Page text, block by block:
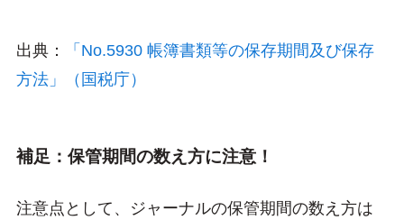
出典：
「No.5930 帳簿書類等の保存期間及び保存
方法」（国税庁）
補足：保管期間の数え方に注意！
注意点として、ジャーナルの保管期間の数え方は